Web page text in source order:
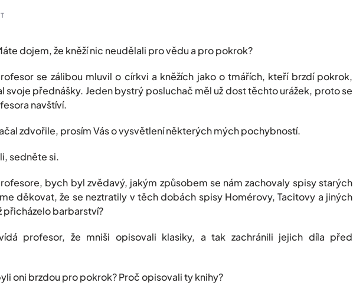
dojem, že kněží nic neudělali pro vědu a pro pokrok?
se zálibou mluvil o církvi a kněžích jako o tmářích, kteří brzdí pokrok,
svoje přednášky. Jeden bystrý posluchač měl už dost těchto urážek, proto se
navštíví.
zdvořile, prosím Vás o vysvětlení některých mých pochybností.
sedněte si.
bych byl zvědavý, jakým způsobem se nám zachovaly spisy starých
děkovat, že se neztratily v těch dobách spisy Homérovy, Tacitovy a jiných
přicházelo barbarství?
profesor, že mniši opisovali klasiky, a tak zachránili jejich díla před
oni brzdou pro pokrok? Proč opisovali ty knihy?